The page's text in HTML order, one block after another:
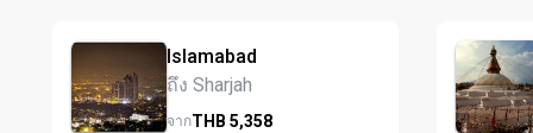
Islamabad
ถึง Sharjah
จากTHB 5,358